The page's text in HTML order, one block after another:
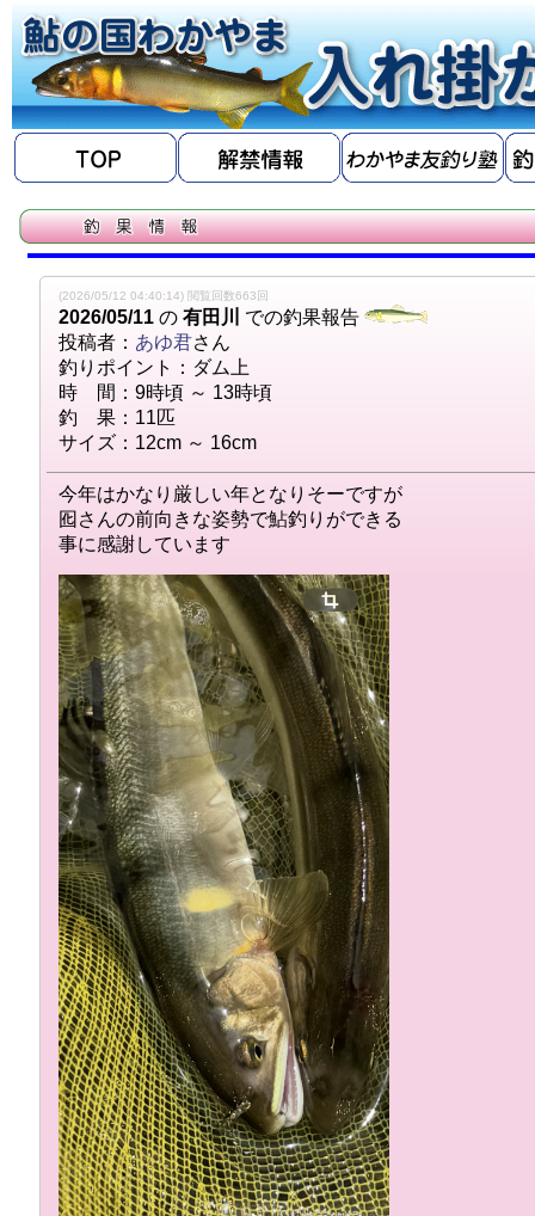
(2026/05/12 04:40:14) 閲覧回数663回
2026/05/11 の 有田川
での釣果報告
投稿者： あゆ君さん
釣りポイント：ダム上
時 間：9時頃 ～ 13時頃
釣 果：11匹
サイズ：12cm ～ 16cm
今年はかなり厳しい年となりそーですが
囮さんの前向きな姿勢で鮎釣りができる
事に感謝しています